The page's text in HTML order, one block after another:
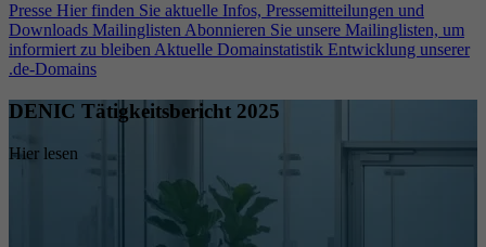
Presse Hier finden Sie aktuelle Infos, Pressemitteilungen und
Downloads Mailinglisten Abonnieren Sie unsere Mailinglisten, um
informiert zu bleiben Aktuelle Domainstatistik Entwicklung unserer
.de-Domains
DENIC Tätigkeitsbericht 2025
Hier lesen